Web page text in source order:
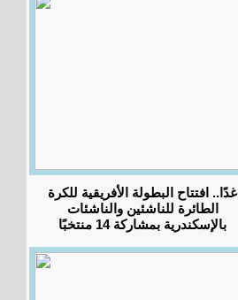
غدًا.. افتتاح البطولة الأفريقية للكرة
الطائرة للناشئين والناشئات
بالإسكندرية بمشاركة 14 منتخبًا